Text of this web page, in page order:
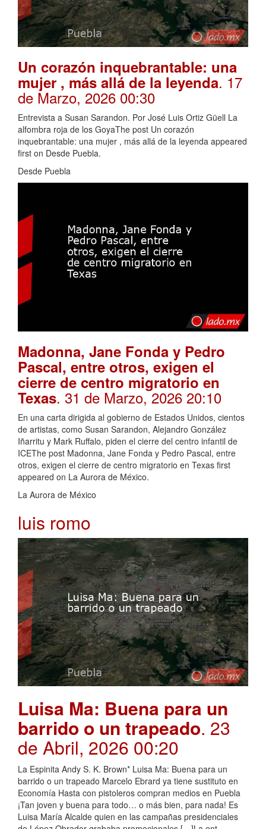
Un corazón inquebrantable: una
mujer , más allá de la leyenda. 17
de Marzo, 2026 00:30
Entrevista a Susan Sarandon. Por José Luis Ortiz Güell La
alfombra roja de los GoyaThe post Un corazón
inquebrantable: una mujer , más allá de la leyenda appeared
first on Desde Puebla.
Desde Puebla
Madonna, Jane Fonda y Pedro
Pascal, entre otros, exigen el
cierre de centro migratorio en
Texas. 31 de Marzo, 2026 20:10
En una carta dirigida al gobierno de Estados Unidos, cientos
de artistas, como Susan Sarandon, Alejandro González
Iñarritu y Mark Ruffalo, piden el cierre del centro infantil de
ICEThe post Madonna, Jane Fonda y Pedro Pascal, entre
otros, exigen el cierre de centro migratorio en Texas first
appeared on La Aurora de México.
La Aurora de México
luis romo
Luisa Ma: Buena para un
barrido o un trapeado. 23
de Abril, 2026 00:20
La Espinita Andy S. K. Brown* Luisa Ma: Buena para un
barrido o un trapeado Marcelo Ebrard ya tiene sustituto en
Economía Hasta con pistoleros compran medios en Puebla
¡Tan joven y buena para todo… o más bien, para nada! Es
Luisa María Alcalde quien en las campañas presidenciales